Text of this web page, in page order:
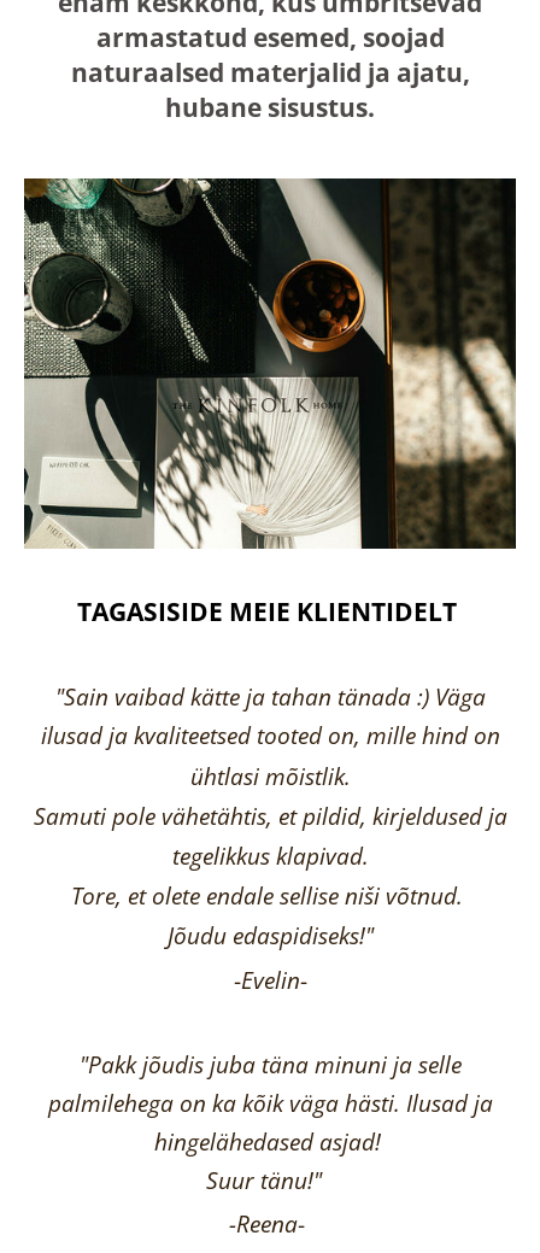
armastatud esemed, soojad
naturaalsed materjalid ja ajatu,
hubane sisustus.
TAGASISIDE MEIE KLIENTIDELT
"Sain vaibad kätte ja tahan tänada :) Väga
ilusad ja kvaliteetsed tooted on, mille hind on
ühtlasi mõistlik.
Samuti pole vähetähtis, et pildid, kirjeldused ja
tegelikkus klapivad.
Tore, et olete endale sellise niši võtnud.
Jõudu edaspidiseks!"
-Evelin-
"Pakk jõudis juba täna minuni ja selle
palmilehega on ka kõik väga hästi. Ilusad ja
hingelähedased asjad!
Suur tänu!"
-Reena-